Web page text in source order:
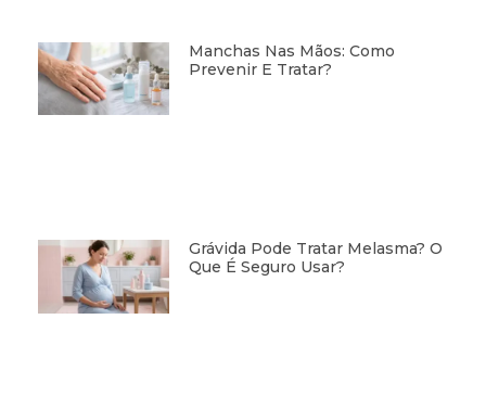
Manchas Nas Mãos: Como
Prevenir E Tratar?
Grávida Pode Tratar Melasma? O
Que É Seguro Usar?